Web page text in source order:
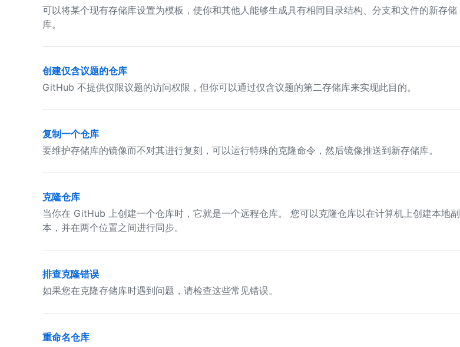
可以将某个现有存储库设置为模板，使你和其他人能够生成具有相同目录结构、分支和文件的新存储
库。
创建仅含议题的仓库
GitHub 不提供仅限议题的访问权限，但你可以通过仅含议题的第二存储库来实现此目的。
复制一个仓库
要维护存储库的镜像而不对其进行复刻，可以运行特殊的克隆命令，然后镜像推送到新存储库。
克隆仓库
当你在 GitHub 上创建一个仓库时，它就是一个远程仓库。 您可以克隆仓库以在计算机上创建本地副
本，并在两个位置之间进行同步。
排查克隆错误
如果您在克隆存储库时遇到问题，请检查这些常见错误。
重命名仓库